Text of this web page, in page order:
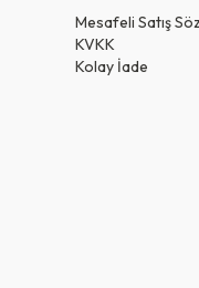
Mesafeli Satış
KVKK
Kolay İade